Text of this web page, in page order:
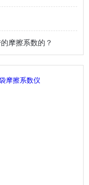
摩擦系数的？